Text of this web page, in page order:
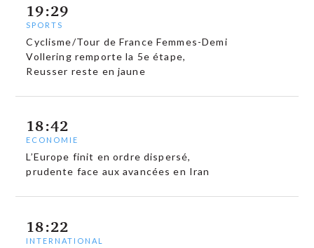
19:29
SPORTS
Cyclisme/Tour de France Femmes-Demi
Vollering remporte la 5e étape,
Reusser reste en jaune
18:42
ECONOMIE
L’Europe finit en ordre dispersé,
prudente face aux avancées en Iran
18:22
INTERNATIONAL